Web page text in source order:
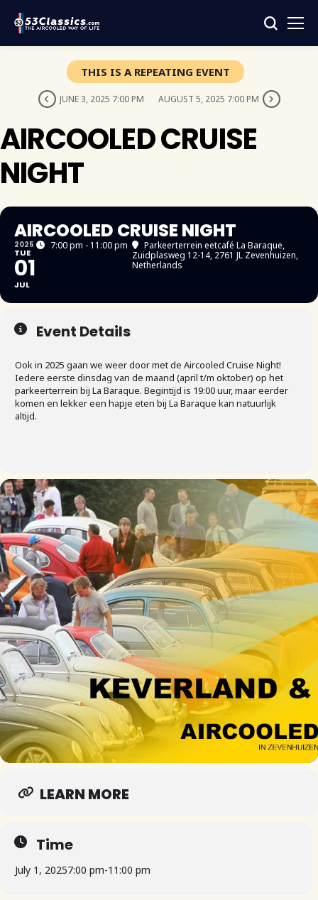
THIS IS A REPEATING EVENT
JUNE 3, 2025 7:00 PM AUGUST 5, 2025 7:00 PM
AIRCOOLED CRUISE
NIGHT
AIRCOOLED CRUISE NIGHT
2025
TUE
01
JUL
7:00 pm - 11:00 pm Parkeerterrein eetcafé La Baraque,
Zuidplasweg 12-14, 2761 JL Zevenhuizen,
Netherlands
Event Details
Ook in 2025 gaan we weer door met de Aircooled Cruise Night!
Iedere eerste dinsdag van de maand (april t/m oktober) op het
parkeerterrein bij La Baraque. Begintijd is 19:00 uur, maar eerder
komen en lekker een hapje eten bij La Baraque kan natuurlijk
altijd.
LEARN MORE
Time
July 1, 20257:00 pm-11:00 pm